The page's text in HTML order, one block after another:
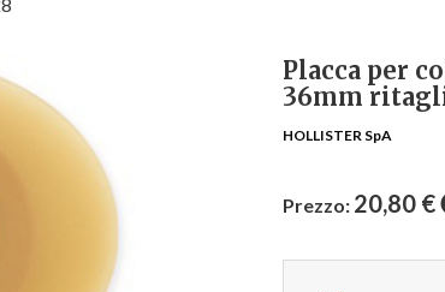
Placca per
36mm
HOLLISTER SpA
Prezzo: 20,80 €